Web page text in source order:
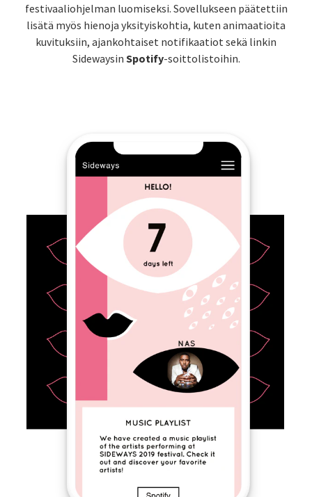
festivaaliohjelman luomiseksi. Sovellukseen päätettiin
lisätä myös hienoja yksityiskohtia, kuten animaatioita
kuvituksiin, ajankohtaiset notifikaatiot sekä linkin
Sidewaysin Spotify-soittolistoihin.